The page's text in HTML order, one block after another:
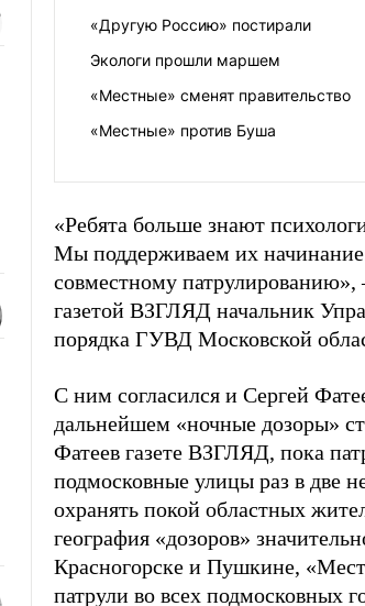
«Другую Россию» постирали
Экологи прошли маршем
«Местные» сменят правительство
«Местные» против Буша
«Ребята больше знают
Мы поддерживаем их
совместному
газетой ВЗГЛЯД начальник
порядка ГУВД Московской
С ним согласился и Сергей
дальнейшем «ночные дозоры»
Фатеев газете ВЗГЛЯД, пока
подмосковные улицы раз в две
охранять покой областных
география «дозоров»
Красногорске и Пушкине,
патрули во всех подмосковных